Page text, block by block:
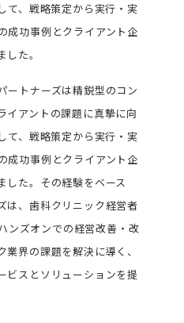
て、戦略策定から実行・実
成功事例とクライアント企
た。
ートナーズは精鋭型のコン
イアントの課題に真摯に向
て、戦略策定から実行・実
成功事例とクライアント企
した。その経験をベース
は、歯科クリニック経営者
ンズオンでの経営改善・改
界の課題を解決に導く、
ビスとソリューションを提